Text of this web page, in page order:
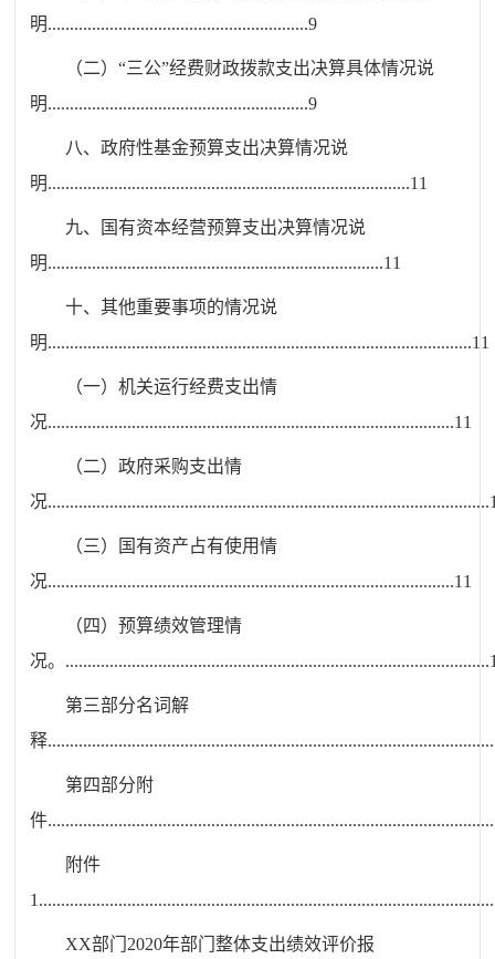
明...........................................................9
（二）“三公”经费财政拨款支出决算具体情况说
明...........................................................9
八、政府性基金预算支出决算情况说
明..................................................................................11
九、
国有资本经营预算支出决算情况说
明............................................................................11
十、其他重要事项的情况说
明................................................................................................11
（一）机关运行经费支出情
况............................................................................................11
（二）政府采购支出情
况....................................................................................................
（三）国有资产占有使用情
况............................................................................................11
（四）预算绩效管理情
况。 ................................................................................................
第三部分名词解
释
第四部分 附
件
附件
1
XX部门 2020年部门整体支出绩效评价报